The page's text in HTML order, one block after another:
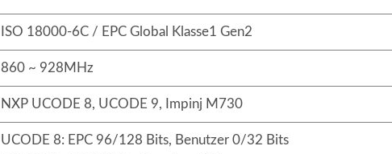
ISO 18000-6C / EPC Global Klasse1 Gen2
860 ~ 928MHz
NXP UCODE 8, UCODE 9, Impinj M730
UCODE 8: EPC 96/128 Bits, Benutzer 0/32 Bits